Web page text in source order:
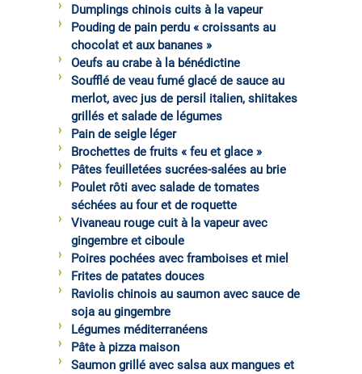
Dumplings chinois cuits à la vapeur
Pouding de pain perdu « croissants au
chocolat et aux bananes »
Oeufs au crabe à la bénédictine
Soufflé de veau fumé glacé de sauce au
merlot, avec jus de persil italien, shiitakes
grillés et salade de légumes
Pain de seigle léger
Brochettes de fruits « feu et glace »
Pâtes feuilletées sucrées-salées au brie
Poulet rôti avec salade de tomates
séchées au four et de roquette
Vivaneau rouge cuit à la vapeur avec
gingembre et ciboule
Poires pochées avec framboises et miel
Frites de patates douces
Raviolis chinois au saumon avec sauce de
soja au gingembre
Légumes méditerranéens
Pâte à pizza maison
Saumon grillé avec salsa aux mangues et